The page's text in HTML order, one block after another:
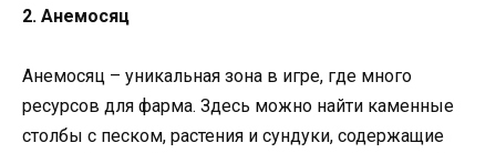
2. Анемосяц
Анемосяц – уникальная зона в игре, где много
ресурсов для фарма. Здесь можно найти каменные
столбы с песком, растения и сундуки, содержащие